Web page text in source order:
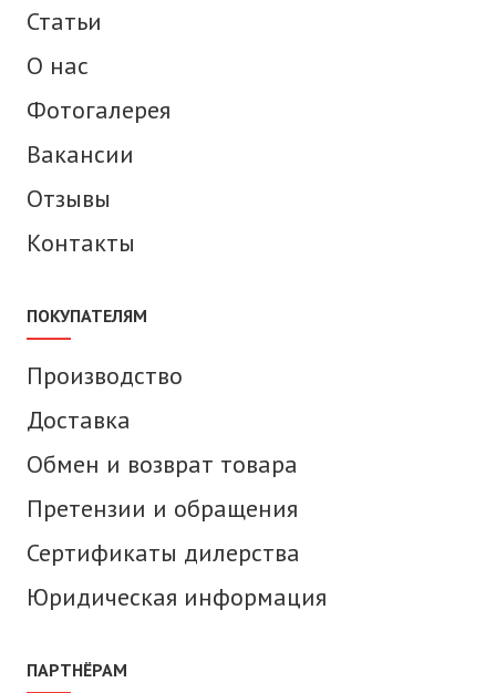
Статьи
О нас
Фотогалерея
Вакансии
Отзывы
Контакты
ПОКУПАТЕЛЯМ
Производство
Доставка
Обмен и возврат товара
Претензии и обращения
Сертификаты дилерства
Юридическая информация
ПАРТНЁРАМ